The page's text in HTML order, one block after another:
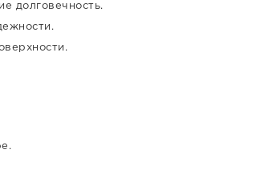
долговечность.